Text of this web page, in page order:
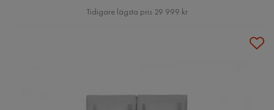
Pris
Tidigare lägsta pris 29 999 kr